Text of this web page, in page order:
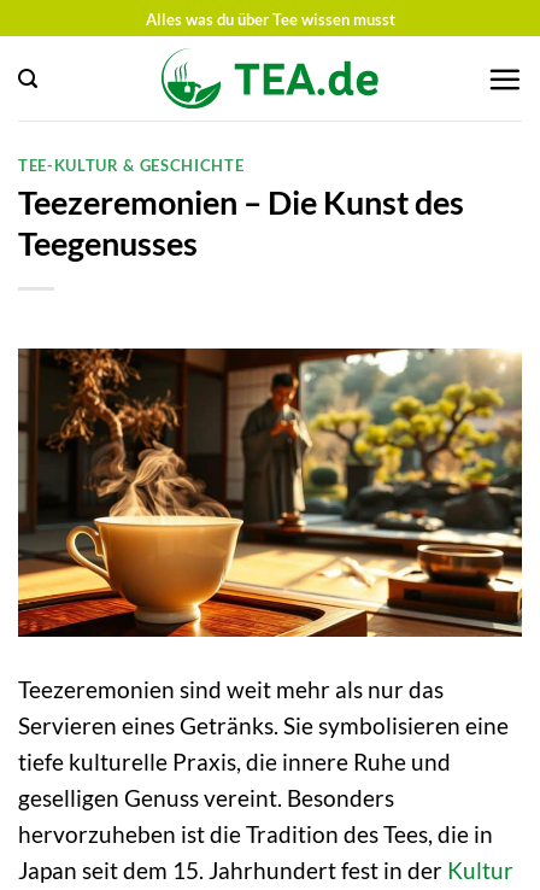
springen
Alles was du über Tee wissen musst
TEE-KULTUR & GESCHICHTE
Teezeremonien – Die Kunst des
Teegenusses
Teezeremonien sind weit mehr als nur das
Servieren eines Getränks. Sie symbolisieren eine
tiefe kulturelle Praxis, die innere Ruhe und
geselligen Genuss vereint. Besonders
hervorzuheben ist die Tradition des Tees, die in
Japan seit dem 15. Jahrhundert fest in der Kultur